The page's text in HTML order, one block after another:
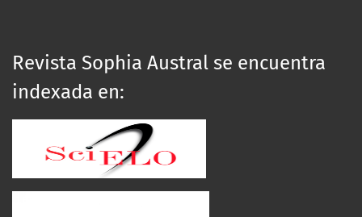
Revista Sophia Austral se encuentra
indexada en: